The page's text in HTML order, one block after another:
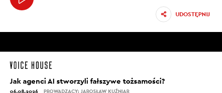
UDOSTĘPNIJ
Jak agenci AI stworzyli fałszywe tożsamości?
06.08.2026 PROWADZĄCY: JAROSŁAW KUŹNIAR